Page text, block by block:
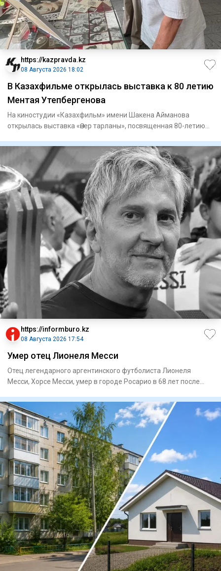
https://kazpravda.kz
08 Августа 2026 18:02
В Казахфильме открылась выставка к 80 летию
Ментая Утепбергенова
На киностудии «Казахфильм» имени Шакена Айманова
открылась выставка «Өнер тарланы», посвященная 80-летию
https://informburo.kz
08 Августа 2026 17:54
Умер отец Лионеля Месси
Отец легендарного аргентинского футболиста Лионеля
Месси, Хорсе Месси, умер в городе Росарио в 68 лет после